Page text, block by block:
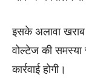
इसके अलावा खराब
वोल्टेज की समस्या
कार्रवाई होगी।